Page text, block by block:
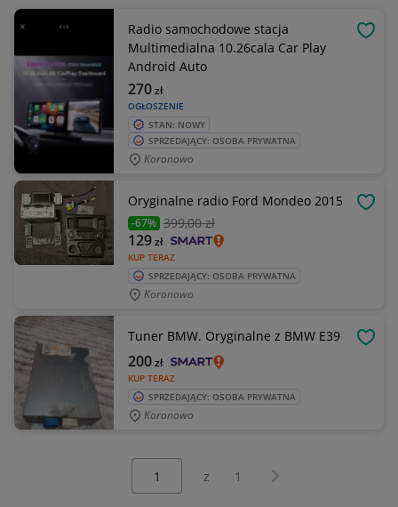
Radio samochodowe stacja
Multimedialna 10.26cala Car Play
Android Auto
OGŁOSZENIE
270zł
STAN: NOWY
SPRZEDAJĄCY: OSOBA PRYWATNA
Koronowo
Oryginalne radio Ford Mondeo 2015
-67% 399,00 zł
KUP TERAZ
129zł
SPRZEDAJĄCY: OSOBA PRYWATNA
Koronowo
Tuner BMW. Oryginalne z BMW E39
KUP TERAZ
200zł
SPRZEDAJĄCY: OSOBA PRYWATNA
Koronowo
z 1 Następna strona